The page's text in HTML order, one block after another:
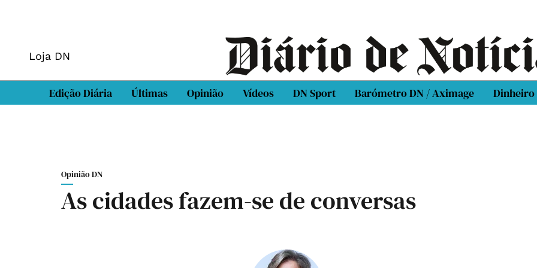
Loja DN
Edição Diária Últimas Opinião Vídeos DN Sport Barómetro DN / Aximage Dinheiro
Opinião DN
As cidades fazem-se de conversas